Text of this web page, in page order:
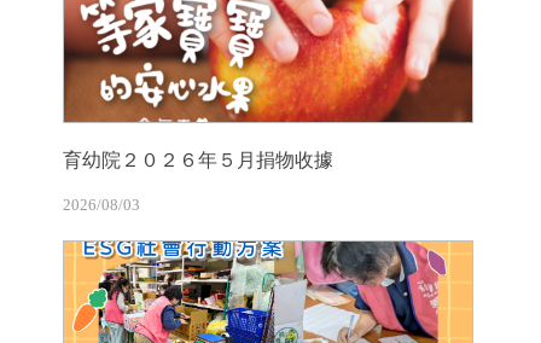
育幼院２０２６年５月捐物收據
2026/08/03